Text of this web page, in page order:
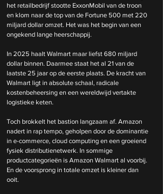
het retailbedrijf stootte ExxonMobil van de troon
en klom naar de top van de Fortune 500 met 220
miljard dollar omzet. Het was het begin van een
ongekend lange heerschappij.
In 2025 haalt Walmart maar liefst 680 miljard
dollar binnen. Daarmee staat het al 21 van de
laatste 25 jaar op de eerste plaats. De kracht van
Walmart ligt in absolute schaal, radicale
kostenbeheersing en een wereldwijd vertakte
logistieke keten.
Toch brokkelt het bastion langzaam af. Amazon
nadert in rap tempo, geholpen door de dominantie
in e-commerce, cloud computing en een groeiend
fysiek distributienetwerk. In sommige
productcategorieën is Amazon Walmart al voorbij.
En de voorsprong in totale omzet is kleiner dan
ooit.